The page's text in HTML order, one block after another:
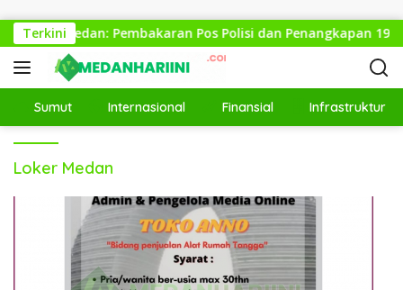
Terkini
di Medan: Pembakaran Pos Polisi dan Penangkapan 19
Sumut Internasional Finansial Infrastruktur
Loker Medan